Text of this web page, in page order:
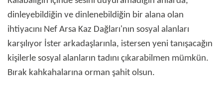
dinleyebildiğin ve dinlenebildiğin bir alana olan
ihtiyacını Nef Arsa Kaz Dağları'nın sosyal alanları
karşılıyor İster arkadaşlarınla, istersen yeni tanışacağın
kişilerle sosyal alanların tadını çıkarabilmen mümkün.
Bırak kahkahalarına orman şahit olsun.